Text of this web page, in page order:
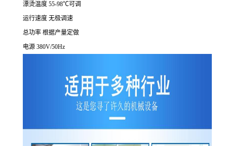
漂烫温度 55-98℃可调
运行速度 无极调速
总功率 根据产量定做
电源 380V/50Hz